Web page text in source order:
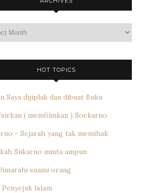
HOT TOPICS
Saya dijiplak dan dibuat Buku
( memfilmkan ) Soekarno
- Sejarah yang tak memihak
Sukarno minta ampun
suami orang
Islam